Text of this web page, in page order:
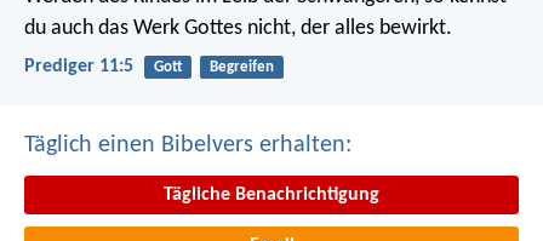
du auch das Werk Gottes nicht, der alles bewirkt.
Prediger 11:5 Gott Begreifen
Täglich einen Bibelvers erhalten:
Tägliche Benachrichtigung